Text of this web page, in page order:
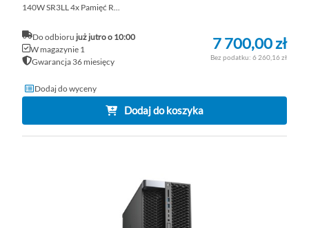
140W SR3LL 4x Pamięć R...
Do odbioru już jutro o 10:00
W magazynie 1
Gwarancja 36 miesięcy
7 700,00 zł
6 260,16 zł
Dodaj do wyceny
Dodaj do koszyka